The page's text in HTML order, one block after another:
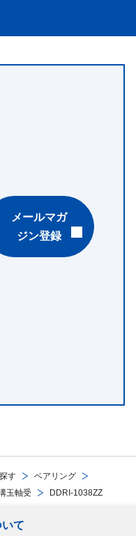
て
す
ベアリング
玉軸受 DDRI-1038ZZ
メールマガ
ジン登録